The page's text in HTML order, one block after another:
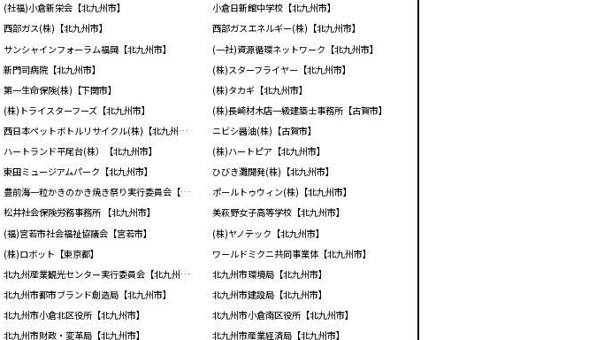
(社福)小倉新栄会【北九州市】
小倉日新館中学校【北九州市】
西部ガス(株)【北九州市】
西部ガスエネルギー(株)【北九州市】
サンシャインフォーラム福岡【北九州市】
(一社)資源循環ネットワーク【北九州市】
新門司病院【北九州市】
(株)スターフライヤー【北九州市】
第一生命保険(株)【下関市】
(株)タカギ【北九州市】
(株)トライスターフーズ【北九州市】
(株)長崎材木店一級建築士事務所【古賀市】
西日本ペットボトルリサイクル(株)【北九州市】
ニビシ醤油(株)【古賀市】
ハートランド平尾台(株）【北九州市】
(株)ハートピア【北九州市】
東田ミュージアムパーク【北九州市】
ひびき灘開発(株)【北九州市】
豊前海一粒かきのかき焼き祭り実行委員会【北九州市】
ポールトゥウィン(株)【北九州市】
松井社会保険労務事務所 【北九州市】
美萩野女子高等学校【北九州市】
(福)宮若市社会福祉協議会【宮若市】
(株)ヤノテック【北九州市】
(株)ロボット【東京都】
ワールドミクニ共同事業体【北九州市】
北九州産業観光センター実行委員会【北九州市】
北九州市環境局【北九州市】
北九州市都市ブランド創造局【北九州市】
北九州市建設局【北九州市】
北九州市小倉北区役所【北九州市】
北九州市小倉南区役所【北九州市】
北九州市財政・変革局【北九州市】 北九州市産業経済局【北九州市】